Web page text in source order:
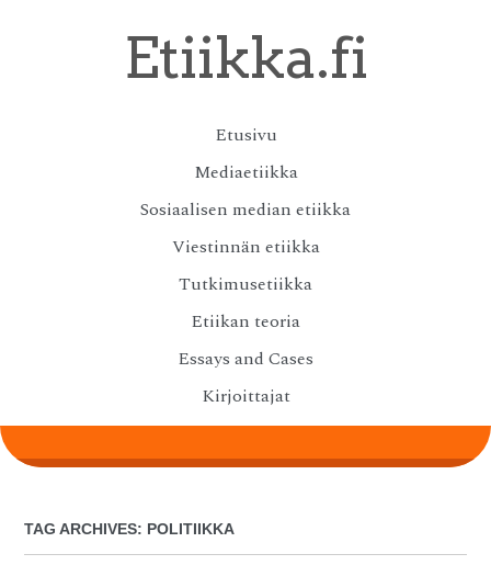
Etiikka.fi
Etusivu
Mediaetiikka
Sosiaalisen median etiikka
Viestinnän etiikka
Tutkimusetiikka
Etiikan teoria
Essays and Cases
Kirjoittajat
TAG ARCHIVES: POLITIIKKA